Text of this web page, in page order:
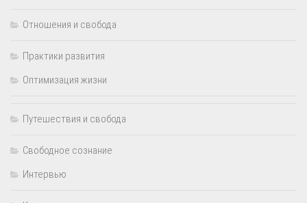
Отношения и свобода
Практики развития
Оптимизация жизни
Путешествия и свобода
Свободное сознание
Интервью